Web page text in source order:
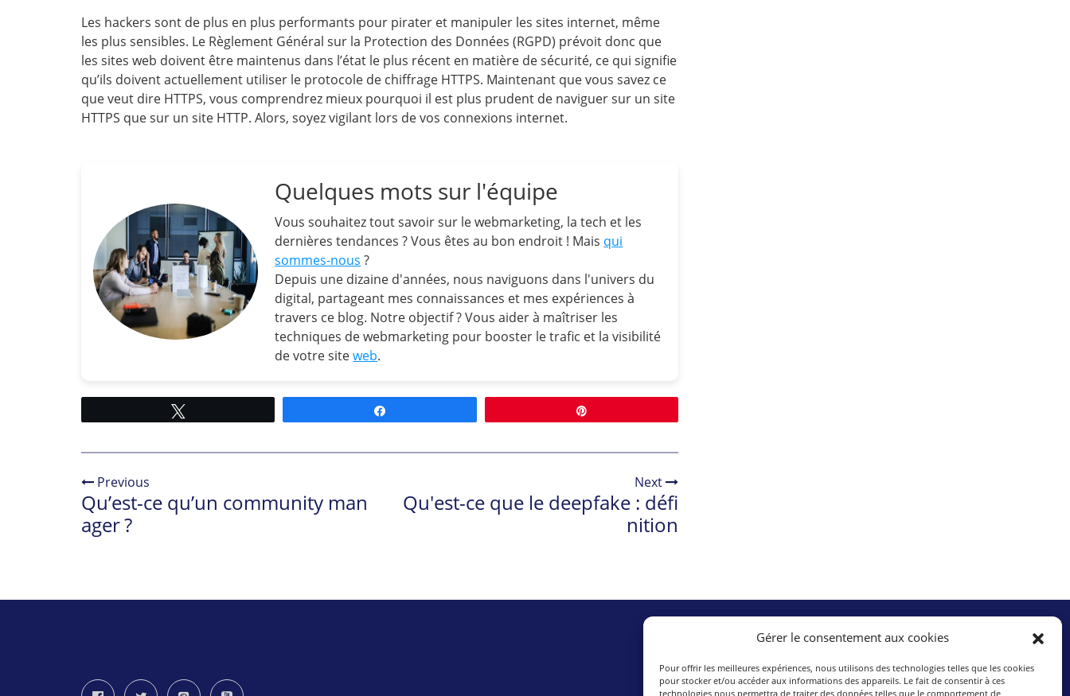
Gérer le consentement aux cookies
Pour offrir les meilleures expériences, nous utilisons des technologies telles que les cookies
pour stocker et/ou accéder aux informations des appareils. Le fait de consentir à ces
technologies nous permettra de traiter des données telles que le comportement de
Les hackers sont de plus en plus performants pour pirater et manipuler les sites internet, même
les plus sensibles. Le Règlement Général sur la Protection des Données (RGPD) prévoit donc que
les sites web doivent être maintenus dans l’état le plus récent en matière de sécurité, ce qui signifie
qu’ils doivent actuellement utiliser le protocole de chiffrage HTTPS. Maintenant que vous savez ce
que veut dire HTTPS, vous comprendrez mieux pourquoi il est plus prudent de naviguer sur un site
HTTPS que sur un site HTTP. Alors, soyez vigilant lors de vos connexions internet.
Quelques mots sur l'équipe
Vous souhaitez tout savoir sur le webmarketing, la tech et les
dernières tendances ? Vous êtes au bon endroit ! Mais qui
sommes-nous ?
Depuis une dizaine d'années, nous naviguons dans l'univers du
digital, partageant mes connaissances et mes expériences à
travers ce blog. Notre objectif ? Vous aider à maîtriser les
techniques de webmarketing pour booster le trafic et la visibilité
de votre siteweb.
Previous
Qu’est-ce qu’un community man
ager ?
Next
Qu'est-ce que le deepfake : défi
nition